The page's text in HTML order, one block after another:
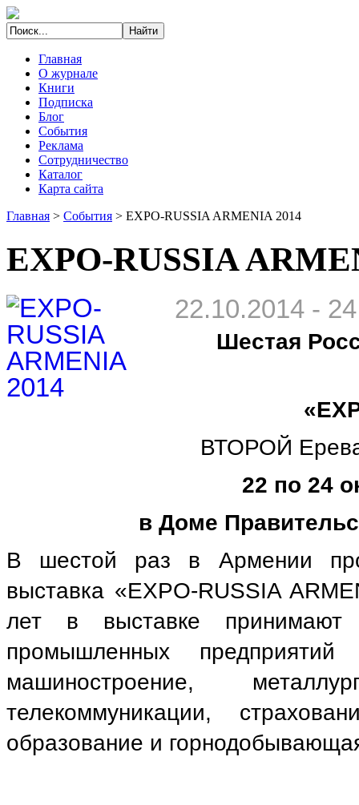
Главная
О журнале
Книги
Подписка
Блог
События
Реклама
Сотрудничество
Каталог
Карта сайта
Главная > События > EXPO-RUSSIA ARMENIA 2014
EXPO-RUSSIA
22.10.2014 -
Шестая
ВТОРОЙ
22 по 24
в Доме
В шестой раз в Армении
выставка «EXPO-RUSSIA
лет в выставке принимают
промышленных
машиностроение,
телекоммуникации,
образование и